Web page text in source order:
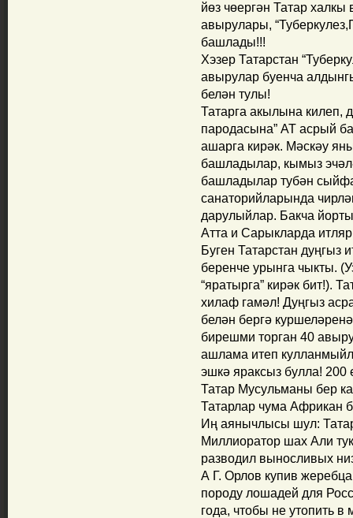
йөз чөергән Татар
авырулары,
башлады!!!
Хэзер Татарстан
авырулар буенча
белән тулы!
Татарга акылына килеп,
пародасына” АТ асрый
ашарга кирәк. Мәскәу
башладылар, кымыз
башладылар тубән
санаторийларында
дарулыйлар. Бакча
Атта и Сарыкларда
Буген Татарстан дуңгыз
беренче урынга чыкты.
“яратырга” кирәк бит!).
хилаф гамәл! Дуңгыз
белән бергә
бирешми торган 40
ашлама итеп
эшкә яраксыз булла! 200
Татар Мусульманы бер
Татарлар чума Африкан
Иң аянычлысы шул:
Миллиоратор шах Али
разводил выносливых
А Г. Орлов купив
породу лошадей для
года, чтобы не утопить